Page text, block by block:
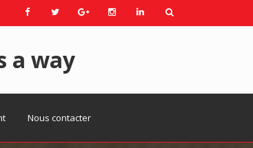
a way
Nous contacter